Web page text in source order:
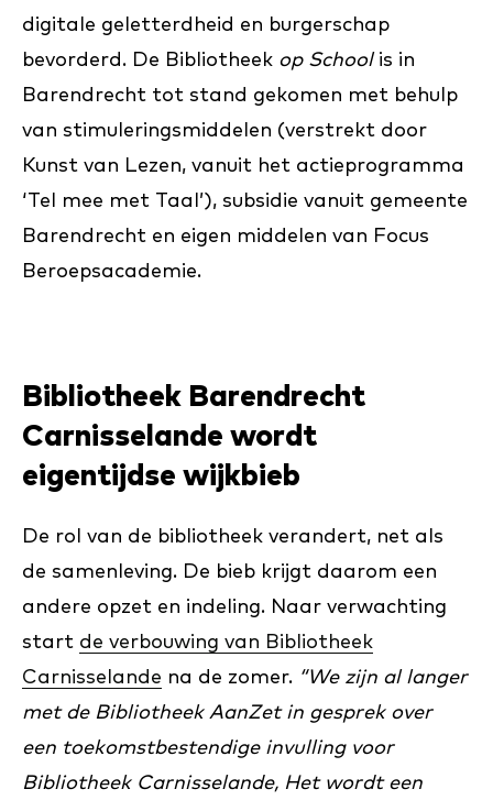
digitale geletterdheid en burgerschap
bevorderd. De Bibliotheek op Schoolis in
Barendrecht tot stand gekomen met behulp
van stimuleringsmiddelen (verstrekt door
Kunst van Lezen, vanuit het actieprogramma
‘Tel mee met Taal’), subsidie vanuit gemeente
Barendrecht en eigen middelen van Focus
Beroepsacademie.
Bibliotheek Barendrecht
Carnisselande wordt
eigentijdse wijkbieb
De rol van de bibliotheek verandert, net als
de samenleving. De bieb krijgt daarom een
andere opzet en indeling. Naar verwachting
start de verbouwing van Bibliotheek
Carnisselande na de zomer. “We zijn al langer
met de Bibliotheek AanZet in gesprek over
een toekomstbestendige invulling voor
Bibliotheek Carnisselande, Het wordt een